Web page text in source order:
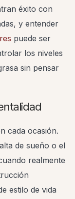
éxito con
y entender
puede ser
los niveles
sin pensar
cada ocasión.
de sueño o el
realmente
estilo de vida